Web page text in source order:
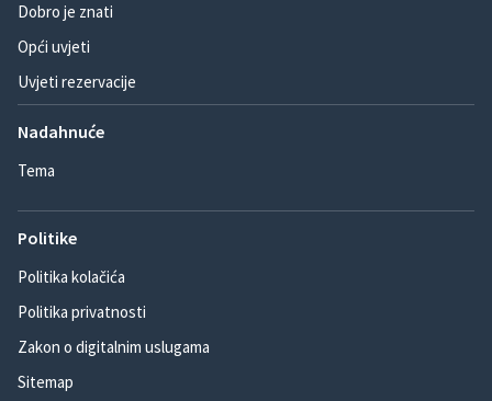
Dobro je znati
Opći uvjeti
Uvjeti rezervacije
Nadahnuće
Tema
Politike
Politika kolačića
Politika privatnosti
Zakon o digitalnim uslugama
Sitemap